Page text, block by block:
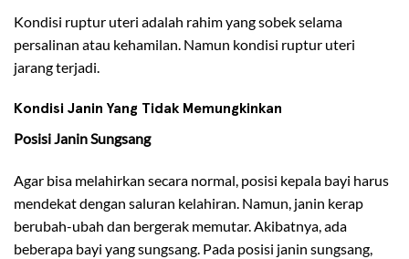
Kondisi ruptur uteri adalah rahim yang sobek selama
persalinan atau kehamilan. Namun kondisi ruptur uteri
jarang terjadi.
Kondisi Janin Yang Tidak Memungkinkan
Posisi Janin Sungsang
Agar bisa melahirkan secara normal, posisi kepala bayi harus
mendekat dengan saluran kelahiran. Namun, janin kerap
berubah-ubah dan bergerak memutar. Akibatnya, ada
beberapa bayi yang sungsang. Pada posisi janin sungsang,